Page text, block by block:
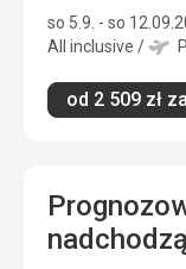
so 5.9. - so
All inclusive /
od 2 509 zł